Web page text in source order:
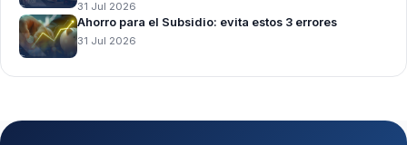
31 Jul 2026
Ahorro para el Subsidio: evita estos 3 errores
31 Jul 2026